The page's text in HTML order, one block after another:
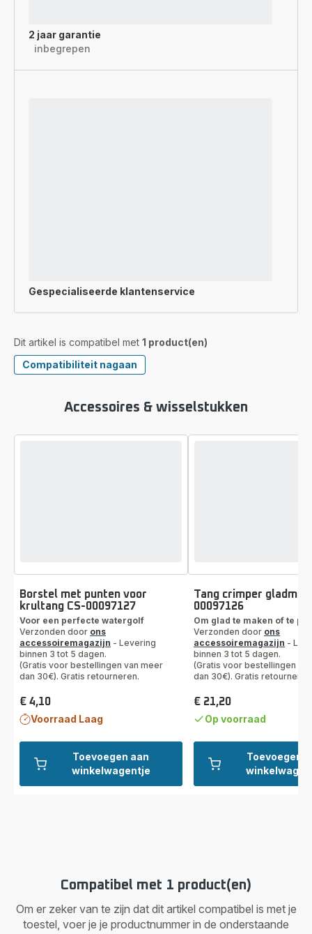
2 jaar garantie
inbegrepen
Gespecialiseerde klantenservice
Dit artikel is compatibel met 1 product(en)
Compatibiliteit nagaan
Accessoires & wisselstukken
Toevoegen aan
winkelwagentje
Borstel met punten voor
krultang CS-00097127
Voor een perfecte watergolf
Verzonden door ons
accessoiremagazijn - Levering
binnen 3 tot 5 dagen.
(Gratis voor bestellingen van meer
dan 30€). Gratis retourneren.
Prijs
€ 4,10
Voorraad Laag
Toevoegen
Tang crimper
00097126
Om glad te maken of te
Verzonden door ons
accessoiremagazijn -
binnen 3 tot 5 dagen.
(Gratis voor bestellingen
dan 30€). Gratis
Prijs
€ 21,20
Op voorraad
Compatibel met 1 product(en)
Om er zeker van te zijn dat dit artikel compatibel is met je
toestel, voer je je productnummer in de onderstaande